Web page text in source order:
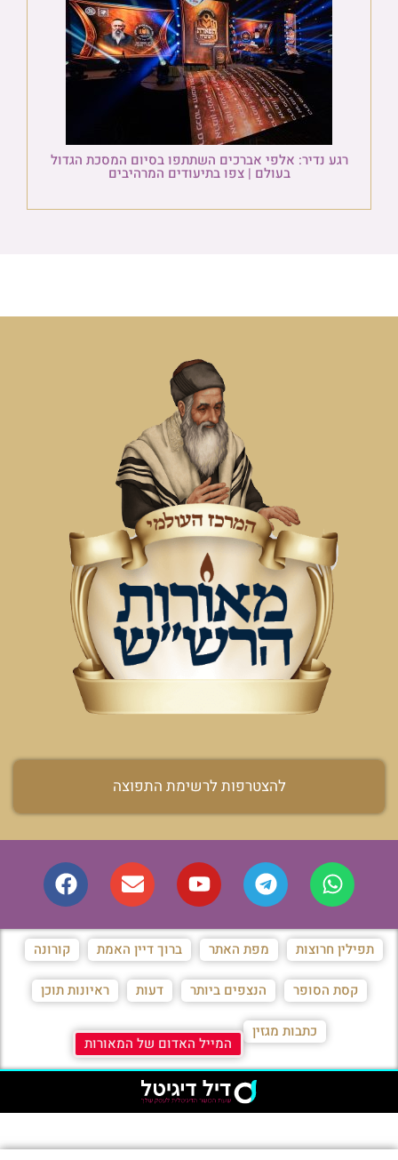
רגע נדיר: אלפי אברכים השתתפו בסיום המסכת הגדול
בעולם | צפו בתיעודים המרהיבים
להצטרפות לרשימת התפוצה
תפילין חרוצות מפת האתר ברוך דיין האמת קורונה
קסת הסופר הנצפים ביותר דעות ראיונות תוכן
כתבות מגזין
המייל האדום של המאורות